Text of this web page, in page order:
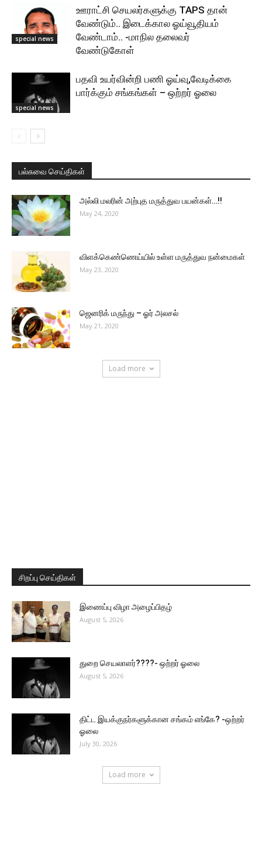
special news
ஊராட்சி செயலர்களுக்கு TAPS தான்
வேண்டும்.. இடைக்கால ஓய்வூதியம்
வேண்டாம்.. -மாநில தலைவர்
வேண்டுகோள்
special news
பதவி உயர்வின்றி பணி ஓய்வு,வேடிக்கை
பார்க்கும் சங்கங்கள் – ஒற்றர் ஓலை
பல்சுவை செய்திகள்
அல்லி மலரின் அற்புத மருத்துவ பயன்கள்…!!
May 24, 2020
விளக்கெண்ணெய்யில் உள்ள மருத்துவ நன்மைகள்
May 23, 2020
ஜெனரிக் மருந்து – ஓர் அலசல்
May 21, 2020
Load more
சிறப்பு செய்திகள்
இணைப்பு விழா அழைப்பிதழ்
August 5, 2026
துறை செயலாளர்????- ஒற்றர் ஓலை
August 5, 2026
திட்ட இயக்குநர்களுக்கான சங்கம் எங்கே? -ஒற்றர்
ஓலை
July 30, 2026
Load more